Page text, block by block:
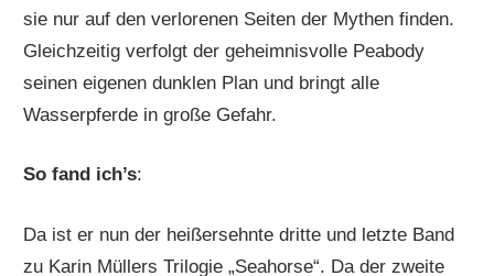
sie nur auf den verlorenen Seiten der Mythen finden.
Gleichzeitig verfolgt der geheimnisvolle Peabody
seinen eigenen dunklen Plan und bringt alle
Wasserpferde in große Gefahr.
So fand ich’s:
Da ist er nun der heißersehnte dritte und letzte Band
zu Karin Müllers Trilogie „Seahorse“. Da der zweite